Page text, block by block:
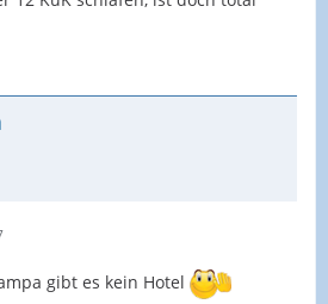
gibt es kein Hotel